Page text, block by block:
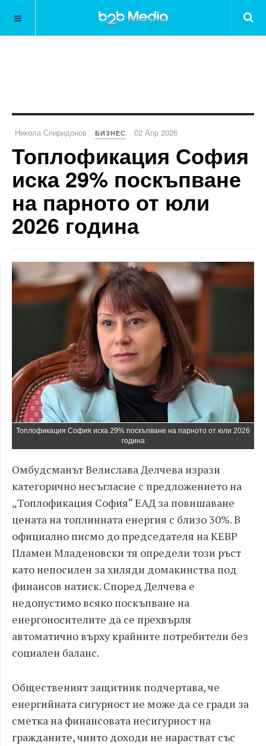
Никола Спиридонов БИЗНЕС 02 Апр 2026
Топлофикация София
иска 29% поскъпване
на парното от юли
2026 година
Топлофикация София иска 29% поскъпване на парното от юли 2026
година
Омбудсманът Велислава Делчева изрази
категорично несъгласие с предложението на
„Топлофикация София“ ЕАД за повишаване
цената на топлинната енергия с близо 30%. В
официално писмо до председателя на КЕВР
Пламен Младеновски тя определи този ръст
като непосилен за хиляди домакинства под
финансов натиск. Според Делчева е
недопустимо всяко поскъпване на
енергоносителите да се прехвърля
автоматично върху крайните потребители без
социален баланс.
Общественият защитник подчертава, че
енергийната сигурност не може да се гради за
сметка на финансовата несигурност на
гражданите, чиито доходи не нарастват със